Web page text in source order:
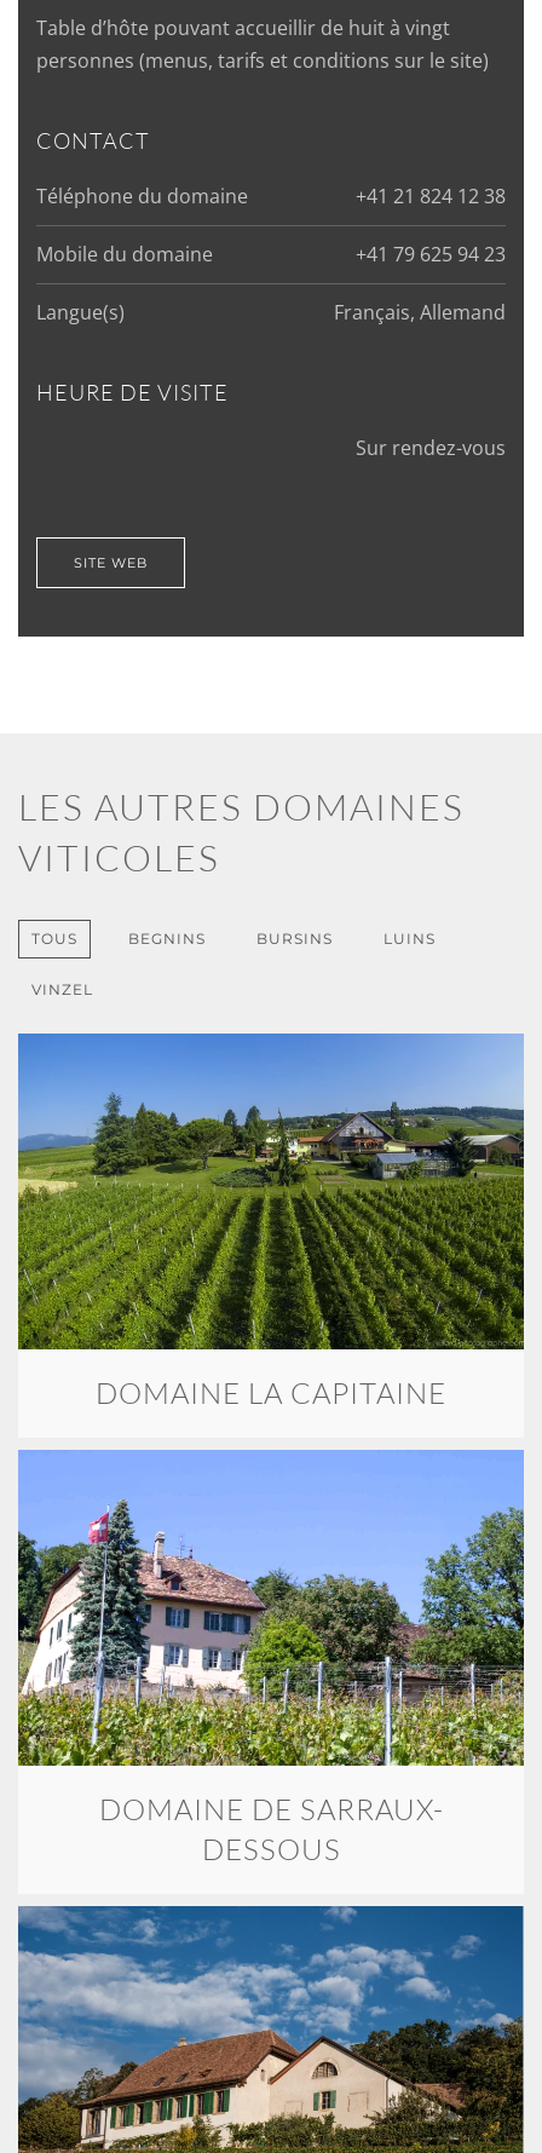
Table d’hôte pouvant accueillir de huit à vingt
personnes (menus, tarifs et conditions sur le site)
CONTACT
Téléphone du domaine +41 21 824 12 38
Mobile du domaine +41 79 625 94 23
Langue(s) Français, Allemand
HEURE DE VISITE
Sur rendez-vous
SITE WEB
LES AUTRES DOMAINES
VITICOLES
TOUS BEGNINS BURSINS LUINS
VINZEL
DOMAINE LA CAPITAINE
DOMAINE DE SARRAUX-
DESSOUS